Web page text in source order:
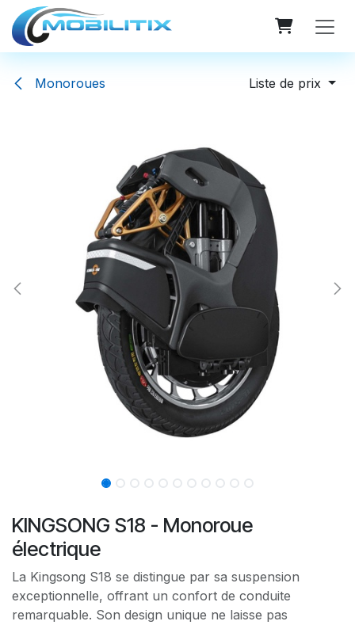
Se rendre au contenu
Monoroues Liste de prix
KINGSONG S18 - Monoroue
électrique
La Kingsong S18 se distingue par sa suspension
exceptionnelle, offrant un confort de conduite
remarquable. Son design unique ne laisse pas